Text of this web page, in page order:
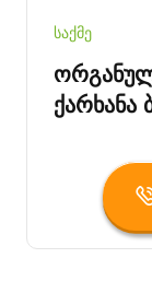
საქმე
Ქარხანა